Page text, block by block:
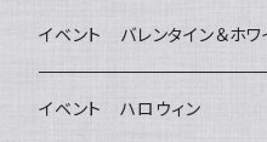
FISH
グルテンフリー！ _ DOG
ヒマラヤチーズ！ _ loasis
耳
静電気防止スプレー
イベント バレンタイン＆ホワ
イベント ハロウィン